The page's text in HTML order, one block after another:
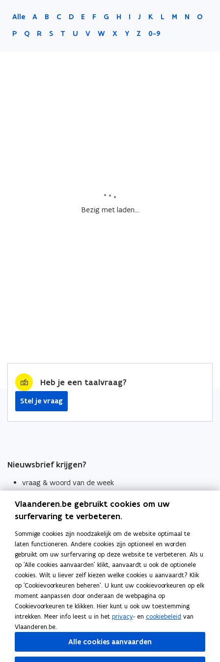
Alle A B C D E F G H I J K L M N
O
P
Q R S T U V W X Y Z 0-9
Bezig met laden...
Heb je een taalvraag?
Stel je vraag
Nieuwsbrief krijgen?
vraag & woord van de week
Schrijf je in
Thema's
Taaladviezen
Spellingregels
Tips voor duidelijke taal
Bekijk ook
Spellingtests
Boek- en webwijzer
Vlaanderen.be gebruikt cookies om uw
surfervaring te verbeteren.
Sommige cookies zijn noodzakelijk om de website optimaal te
laten functioneren. Andere cookies zijn optioneel en worden
gebruikt om uw surfervaring op deze website te verbeteren. Als u
op 'Alle cookies aanvaarden' klikt, aanvaardt u ook de optionele
cookies. Wilt u liever zelf kiezen welke cookies u aanvaardt? Klik
op 'Cookievoorkeuren beheren'. U kunt uw cookievoorkeuren op elk
moment aanpassen door onderaan de webpagina op
Cookievoorkeuren te klikken. Hier kunt u ook uw toestemming
intrekken. Meer info leest u in het privacy- en cookiebeleid van
Vlaanderen.be.
Alle cookies aanvaarden